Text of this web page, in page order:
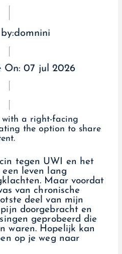
domnini
On:07 jul 2026
tegen UWI en het
leven lang
Maar voordat
van chronische
deel van mijn
doorgebracht en
geprobeerd die
waren. Hopelijk kan
op je weg naar